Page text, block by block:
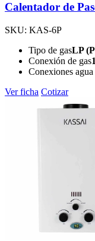
Calentador de
SKU: KAS-6P
Tipo de gasLP
Conexión de gas
Conexiones
Ver ficha Cotizar